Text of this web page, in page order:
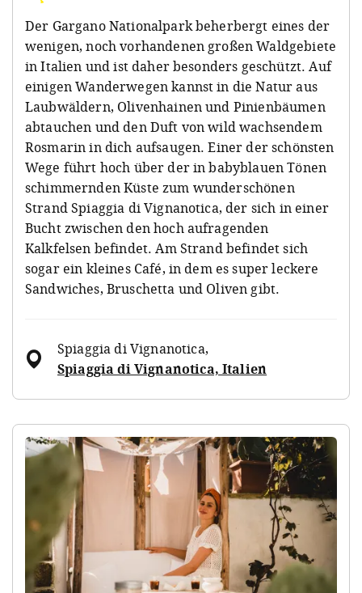
Der Gargano Nationalpark beherbergt eines der
wenigen, noch vorhandenen großen Waldgebiete
in Italien und ist daher besonders geschützt. Auf
einigen Wanderwegen kannst in die Natur aus
Laubwäldern, Olivenhainen und Pinienbäumen
abtauchen und den Duft von wild wachsendem
Rosmarin in dich aufsaugen. Einer der schönsten
Wege führt hoch über der in babyblauen Tönen
schimmernden Küste zum wunderschönen
Strand Spiaggia di Vignanotica, der sich in einer
Bucht zwischen den hoch aufragenden
Kalkfelsen befindet. Am Strand befindet sich
sogar ein kleines Café, in dem es super leckere
Sandwiches, Bruschetta und Oliven gibt.
Spiaggia di Vignanotica,
Spiaggia di Vignanotica, Italien